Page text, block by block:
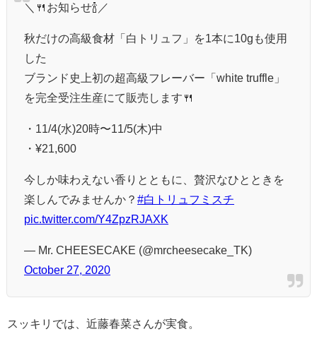
＼🍴お知らせ🍾／
秋だけの高級食材「白トリュフ」を1本に10gも使用
した
ブランド史上初の超高級フレーバー「white truffle」
を完全受注生産にて販売します🍴
・11/4(水)20時〜11/5(木)中
・¥21,600
今しか味わえない香りとともに、贅沢なひとときを
楽しんでみませんか？ #白トリュフミスチ
pic.twitter.com/Y4ZpzRJAXK
— Mr. CHEESECAKE (@mrcheesecake_TK)
October 27, 2020
スッキリでは、近藤春菜さんが実食。